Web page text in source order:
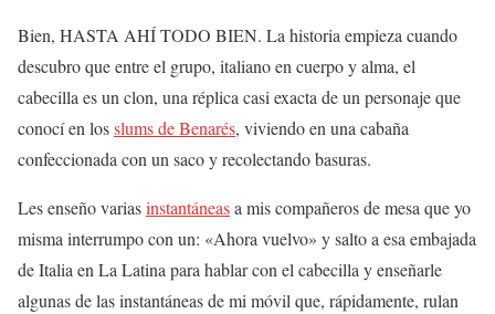
Bien, HASTA AHÍ TODO BIEN. La historia empieza cuando
descubro que entre el grupo, italiano en cuerpo y alma, el
cabecilla es un clon, una réplica casi exacta de un personaje que
conocí en losslums de Benarés, viviendo en una cabaña
confeccionada con un saco y recolectando basuras.
Les enseño variasinstantáneasa mis compañeros de mesa que yo
misma interrumpo con un: «Ahora vuelvo» y salto a esa embajada
de Italia en La Latina para hablar con el cabecilla y enseñarle
algunas de las instantáneas de mi móvil que, rápidamente, rulan